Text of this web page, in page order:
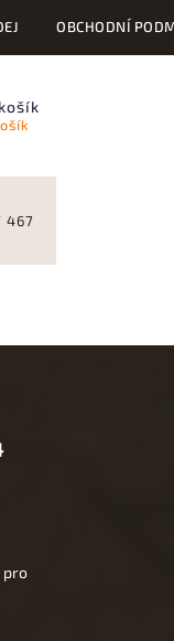
OBCHODNÍ
A LOV
467
pro